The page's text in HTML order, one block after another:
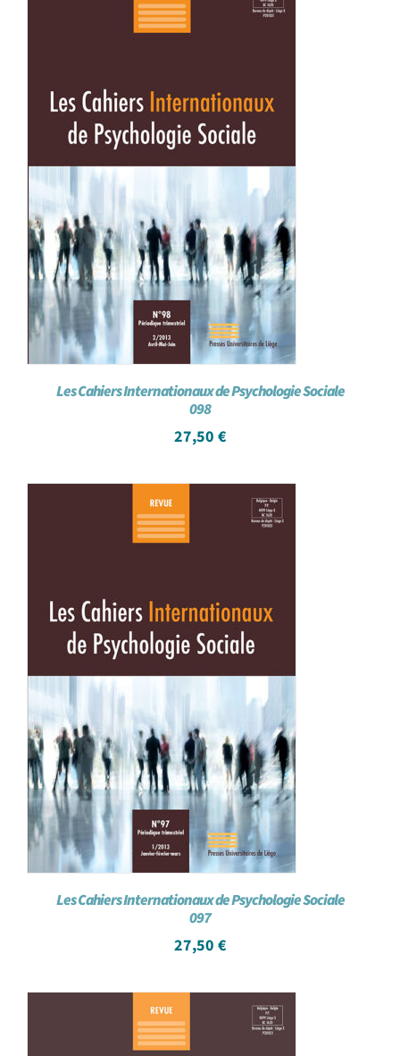
Panier WooCommerce
Les Cahiers Internationaux de Psychologie Sociale
098
27,50 €
Les Cahiers Internationaux de Psychologie Sociale
097
27,50 €